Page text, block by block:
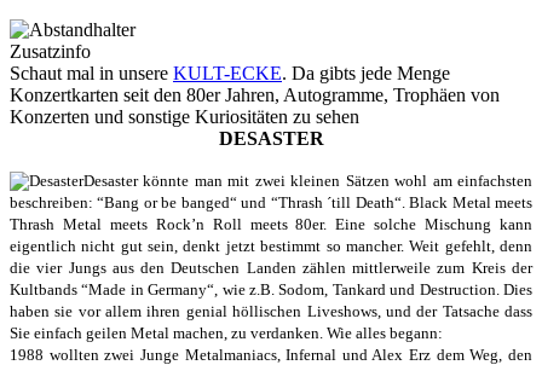
Zusatzinfo
Schaut mal in unsere KULT-ECKE. Da gibts jede Menge
Konzertkarten seit den 80er Jahren, Autogramme, Trophäen von
Konzerten und sonstige Kuriositäten zu sehen
DESASTER
Desaster könnte man mit zwei kleinen Sätzen wohl am einfachsten
beschreiben: “Bang or be banged“ und “Thrash ´till Death“. Black Metal meets
Thrash Metal meets Rock’n Roll meets 80er. Eine solche Mischung kann
eigentlich nicht gut sein, denkt jetzt bestimmt so mancher. Weit gefehlt, denn
die vier Jungs aus den Deutschen Landen zählen mittlerweile zum Kreis der
Kultbands “Made in Germany“, wie z.B. Sodom, Tankard und Destruction. Dies
haben sie vor allem ihren genial höllischen Liveshows, und der Tatsache dass
Sie einfach geilen Metal machen, zu verdanken. Wie alles begann:
1988 wollten zwei Junge Metalmaniacs, Infernal und Alex Erz dem Weg, den